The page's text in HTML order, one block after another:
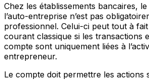
Chez les établissements bancaires,
l’auto-entreprise n’est pas
professionnel. Celui-ci peut tout à
courant classique si les transactions
compte sont uniquement liées à
entrepreneur.
Le compte doit permettre les actions